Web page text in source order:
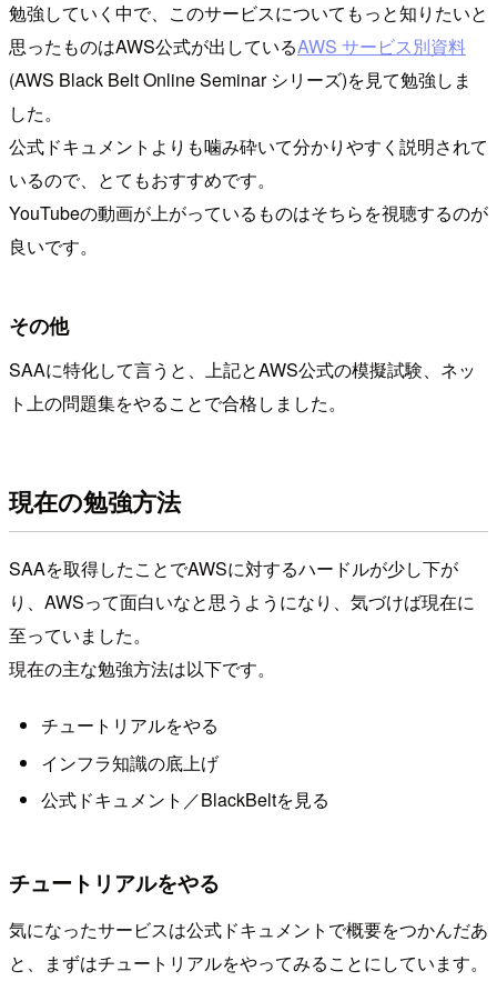
勉強していく中で、このサービスについてもっと知りたいと
思ったものはAWS公式が出しているAWS サービス別資料
(AWS Black Belt Online Seminar シリーズ)を見て勉強しま
した。
公式ドキュメントよりも噛み砕いて分かりやすく説明されて
いるので、とてもおすすめです。
YouTubeの動画が上がっているものはそちらを視聴するのが
良いです。
その他
SAAに特化して言うと、上記とAWS公式の模擬試験、ネッ
ト上の問題集をやることで合格しました。
現在の勉強方法
SAAを取得したことでAWSに対するハードルが少し下が
り、AWSって面白いなと思うようになり、気づけば現在に
至っていました。
現在の主な勉強方法は以下です。
チュートリアルをやる
インフラ知識の底上げ
公式ドキュメント／BlackBeltを見る
チュートリアルをやる
気になったサービスは公式ドキュメントで概要をつかんだあ
と、まずはチュートリアルをやってみることにしています。